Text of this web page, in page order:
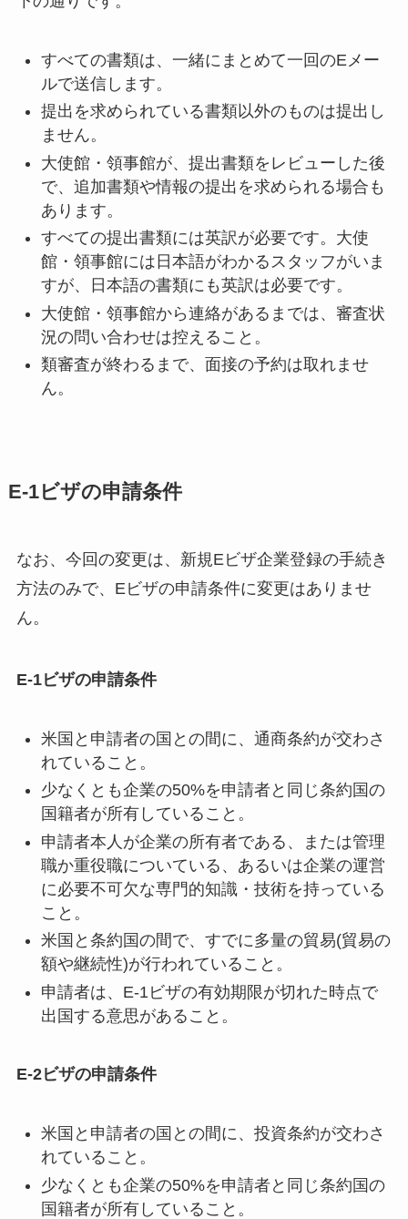
すべての書類は、一緒にまとめて一回のEメー
ルで送信します。
提出を求められている書類以外のものは提出し
ません。
大使館・領事館が、提出書類をレビューした後
で、追加書類や情報の提出を求められる場合も
あります。
すべての提出書類には英訳が必要です。大使
館・領事館には日本語がわかるスタッフがいま
すが、日本語の書類にも英訳は必要です。
大使館・領事館から連絡があるまでは、審査状
況の問い合わせは控えること。
類審査が終わるまで、面接の予約は取れませ
ん。
E-1ビザの申請条件
なお、今回の変更は、新規Eビザ企業登録の手続き
方法のみで、Eビザの申請条件に変更はありませ
ん。
E-1ビザの申請条件
米国と申請者の国との間に、通商条約が交わさ
れていること。
少なくとも企業の50%を申請者と同じ条約国の
国籍者が所有していること。
申請者本人が企業の所有者である、または管理
職か重役職についている、あるいは企業の運営
に必要不可欠な専門的知識・技術を持っている
こと。
米国と条約国の間で、すでに多量の貿易(貿易の
額や継続性)が行われていること。
申請者は、E-1ビザの有効期限が切れた時点で
出国する意思があること。
E-2ビザの申請条件
米国と申請者の国との間に、投資条約が交わさ
れていること。
少なくとも企業の50%を申請者と同じ条約国の
国籍者が所有していること。